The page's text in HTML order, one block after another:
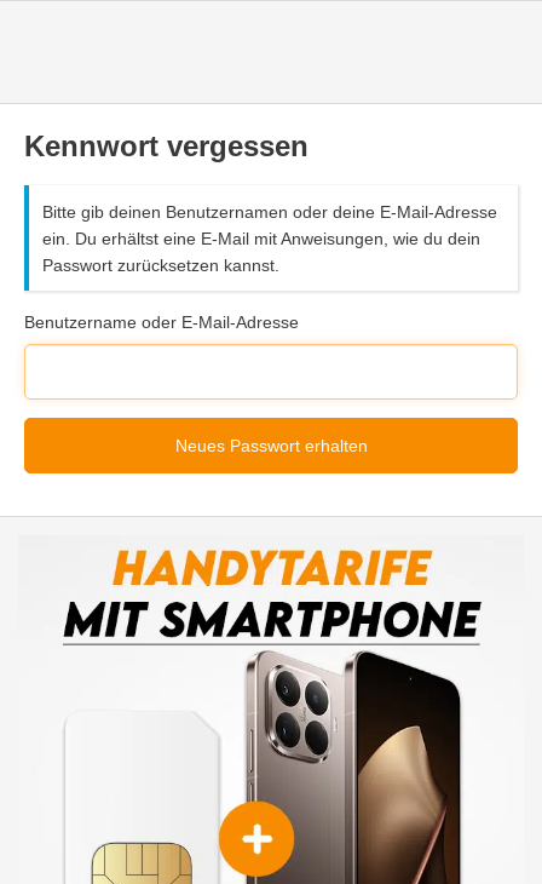
Kennwort vergessen
Bitte gib deinen Benutzernamen oder deine E-Mail-Adresse
ein. Du erhältst eine E-Mail mit Anweisungen, wie du dein
Passwort zurücksetzen kannst.
Benutzername oder E-Mail-Adresse
Neues Passwort erhalten